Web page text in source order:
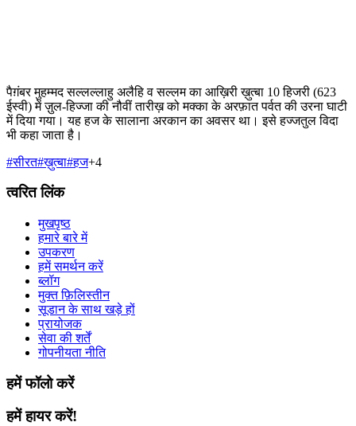
पैग़ंबर मुहम्मद सल्लल्लाहु अलैहि व सल्लम का आख़िरी ख़ुत्बा 10 हिजरी (623
ईस्वी) में ज़ुल-हिज्जा की नौवीं तारीख़ को मक्का के अरफ़ात पर्वत की उरना घाटी
में दिया गया। यह हज के सालाना अरकान का अवसर था। इसे हज्जतुल विदा
भी कहा जाता है।
#सीरत#ख़ुत्बा#हज+4
त्वरित लिंक
मुखपृष्ठ
हमारे बारे में
उपकरण
हमें समर्थन करें
ब्लॉग
मुक्त फ़िलिस्तीन
सूडान के साथ खड़े हों
प्रायोजक
सेवा की शर्तें
गोपनीयता नीति
हमें फॉलो करें
हमें हायर करें!